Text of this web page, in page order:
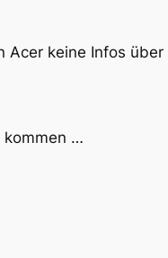
Acer keine Infos über
kommen …